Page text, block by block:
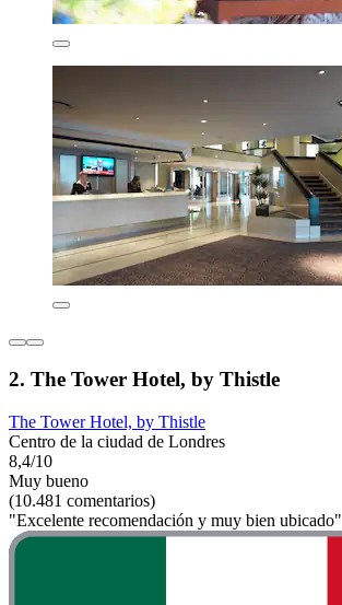
2. The Tower Hotel, by Thistle
The Tower Hotel, by Thistle
Centro de la ciudad de Londres
8,4/10
Muy bueno
(10.481 comentarios)
"Excelente recomendación y muy bien ubicado"